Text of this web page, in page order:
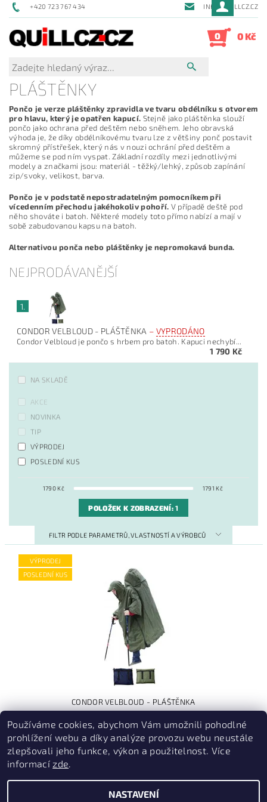
+420 723 767 434 INFO@QUILLCZ.CZ
0 0 Kč
PLÁŠTĚNKY
Pončo je verze pláštěnky zpravidla ve tvaru obdélníku s otvorem
pro hlavu, který je opatřen kapucí. Stejně jako pláštěnka slouží
pončo jako ochrana před deštěm nebo sněhem. Jeho obravská
výhoda je, že díky obdélníkovému tvaru lze z většiny ponč postavit
skromný přístřešek, který nás v nouzi ochrání před deštěm a
můžeme se pod ním vyspat. Základní rozdíly mezi jednotlivými
modely a značkami jsou: materiál - těžký/lehký, způsob zapínání
zip/svoky, velikost, barva.
Pončo je v podstatě nepostradatelným pomocníkem při
vícedenním přechodu jakéhokoliv pohoří. V případě deště pod
něho shováte i batoh. Některé modely toto přímo nabízí a mají v
sobě zabudovanou kapsu na batoh.
Alternativou ponča nebo pláštěnky je nepromokavá bunda.
NEJPRODÁVANĚJŠÍ
1.
CONDOR VELBLOUD - PLÁŠTĚNKA – VYPRODÁNO
Condor Velbloud je pončo s hrbem pro batoh. Kapuci nechybí...
1 790 Kč
NA SKLADĚ
AKCE
NOVINKA
TIP
VÝPRODEJ
POSLEDNÍ KUS
1790 Kč 1791 Kč
POLOŽEK K ZOBRAZENÍ:1
FILTR PODLE PARAMETRŮ, VLASTNOSTÍ A VÝROBCŮ
VÝPRODEJ
POSLEDNÍ KUS
CONDOR VELBLOUD - PLÁŠTĚNKA
1 790 Kč
PruvodceNakopce.Cz
Používáme cookies, abychom Vám umožnili pohodlné
prohlížení webu a díky analýze provozu webu neustále
zlepšovali jeho funkce, výkon a použitelnost. Více
informacízde.
NASTAVENÍ